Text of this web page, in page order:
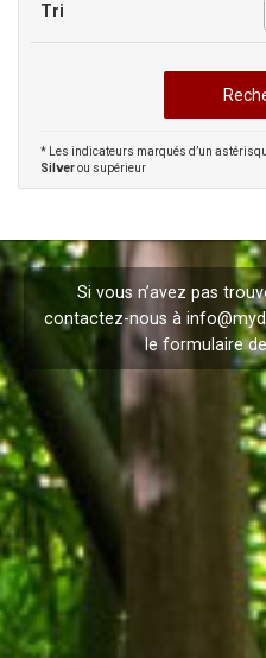
Tri
* Les indicateurs marqués d’un
Silverou supérieur
Si vous n’avez pas
contactez-nous à
le formulaire